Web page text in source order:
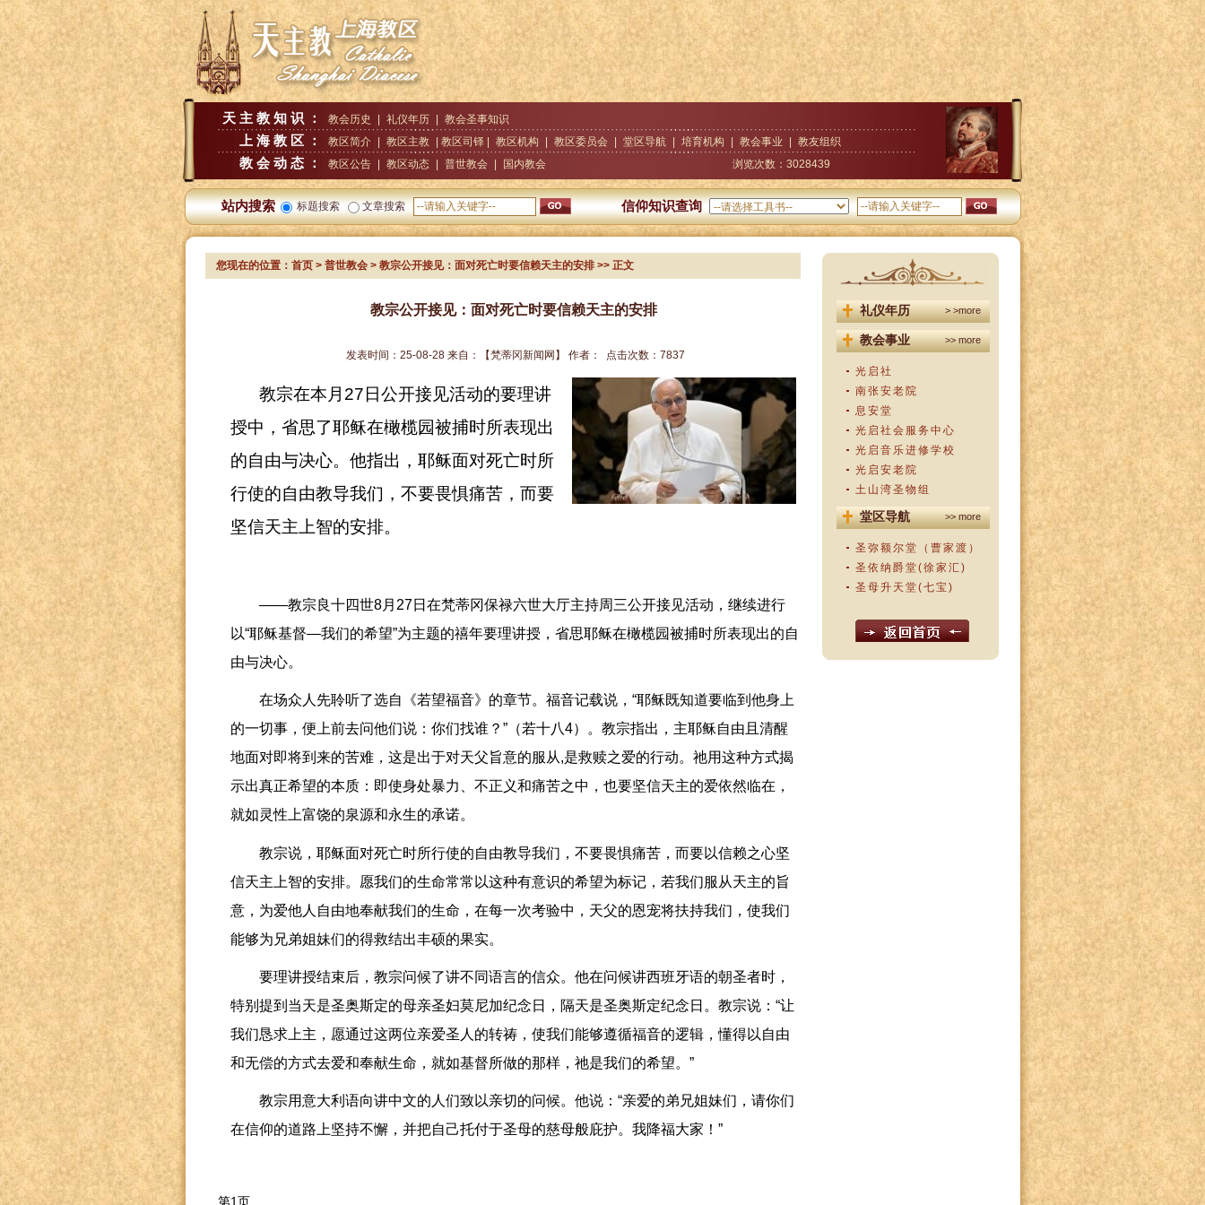
天主教知识： 教会历史 礼仪年历 教会圣事知识
上海教区： 教区简介 教区主教 | 教区司铎 | 教区机构 教区委员会 堂区导航 培育机构 教会事业 教友组织
教会动态： 教区公告 教区动态 普世教会 国内教会 浏览次数： 3028439
站内搜索 标题搜索 文章搜索 信仰知识查询
您现在的位置： 首页> 普世教会> 教宗公开接见：面对死亡时要信赖天主的安排>> 正文
教宗公开接见：面对死亡时要信赖天主的安排
发表时间： 25-08-28来自： 【梵蒂冈新闻网】 作者： 点击次数： 7837
教宗在本月 27 日公开接见活动的要理讲
授中，省思了耶稣在橄榄园被捕时所表现出
的自由与决心。他指出，耶稣面对死亡时所
行使的自由教导我们，不要畏惧痛苦，而要
坚信天主上智的安排。
——教宗良十四世8月 27日在梵蒂冈保禄六世大厅主持周三公开接见活动，继续进行
以“耶稣基督—我们的希望”为主题的禧年要理讲授，省思耶稣在橄榄园被捕时所表现出的自
由与决心。
在场众人先聆听了选自《若望福音》的章节。福音记载说， “耶稣既知道要临到他身上
的一切事，便上前去问他们说：你们找谁？ ”（若十八4）。教宗指出，主耶稣自由且清醒
地面对即将到来的苦难，这是出于对天父旨意的服从,是救赎之爱的行动。祂用这种方式揭
示出真正希望的本质：即使身处暴力、不正义和痛苦之中，也要坚信天主的爱依然临在，
就如灵性上富饶的泉源和永生的承诺。
教宗说，耶稣面对死亡时所行使的自由教导我们，不要畏惧痛苦，而要以信赖之心坚
信天主上智的安排。愿我们的生命常常以这种有意识的希望为标记，若我们服从天主的旨
意，为爱他人自由地奉献我们的生命，在每一次考验中，天父的恩宠将扶持我们，使我们
能够为兄弟姐妹们的得救结出丰硕的果实。
要理讲授结束后，教宗问候了讲不同语言的信众。他在问候讲西班牙语的朝圣者时，
特别提到当天是圣奥斯定的母亲圣妇莫尼加纪念日，隔天是圣奥斯定纪念日。教宗说： “让
我们恳求上主，愿通过这两位亲爱圣人的转祷，使我们能够遵循福音的逻辑，懂得以自由
和无偿的方式去爱和奉献生命，就如基督所做的那样，祂是我们的希望。 ”
教宗用意大利语向讲中文的人们致以亲切的问候。他说： “亲爱的弟兄姐妹们，请你们
在信仰的道路上坚持不懈，并把自己托付于圣母的慈母般庇护。我降福大家！ ”
第1页
礼仪年历 > >more
教会事业 >> more
光启社
南张安老院
息安堂
光启社会服务中心
光启音乐进修学校
光启安老院
土山湾圣物组
堂区导航 >> more
圣弥额尔堂（曹家渡）
圣依纳爵堂(徐家汇)
圣母升天堂(七宝)